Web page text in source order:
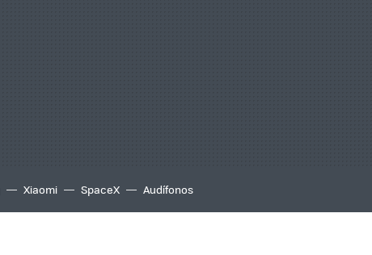
Xiaomi SpaceX Audífonos